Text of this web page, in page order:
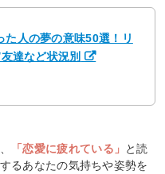
た人の夢の意味50選！リ
達など状況別
「恋愛に疲れている」 と読
るあなたの気持ちや姿勢を